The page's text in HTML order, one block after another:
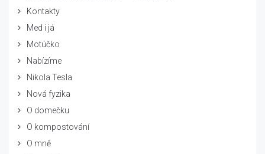
Kontakty
Med i já
Motúčko
Nabízíme
Nikola Tesla
Nová fyzika
O domečku
O kompostování
O mně